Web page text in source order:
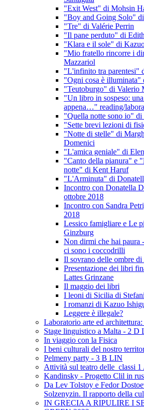
"Exit West" di Mohsin
"Boy and Going Solo"
"Tre" di Valérie Perrin
"Il pane perduto" di
"Klara e il sole" di
"Mio fratello rincorre i
Mazzariol
"L'infinito tra parentesi"
"Ogni cosa è illuminata"
"Teutoburgo" di Valerio
"Un libro in sospeso:
appena…" reading/
"Quella notte sono io"
"Sette brevi lezioni di
"Notte di stelle" di
Domenici
"L'amica geniale" di
"Canto della pianura" e
notte" di Kent Haruf
"L'Arminuta" di
Incontro con Donatella
ottobre 2018
Incontro con Sandra
2018
Lessico famigliare e Le
Ginzburg
Non dirmi che hai paura
ci sono i coccodrilli
Il sovrano delle ombre di
Presentazione dei libri
Lattes Grinzane
Il maggio dei libri
I leoni di Sicilia di
I romanzi di Kazuo
Leggere è illegale?
Laboratorio arte ed
Stage linguistico a Malta - 2 D
In viaggio con la Fisica
I beni culturali del nostro
Pelmeny party - 3 B LIN
Attività sul teatro delle classi 1
Kandinsky - Progetto Clil in
Da Lev Tolstoy e Fedor
Solzenyzin. Il rapporto della
IN GRECIA A RIPULIRE I